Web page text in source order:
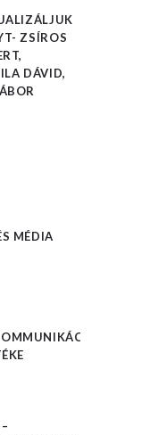
ZSÍROS
DÁVID,
MÉDIA